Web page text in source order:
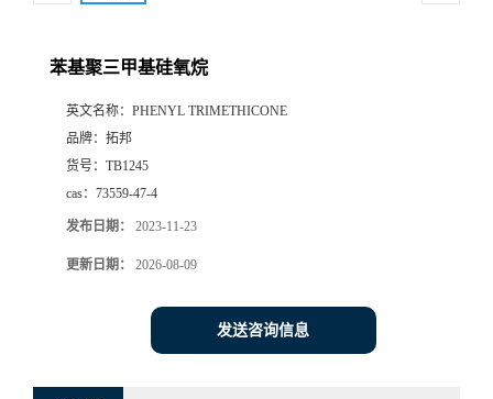
苯基聚三甲基硅氧烷
英文名称： PHENYL TRIMETHICONE
品牌： 拓邦
货号： TB1245
cas： 73559-47-4
发布日期： 2023-11-23
更新日期： 2026-08-09
发送咨询信息